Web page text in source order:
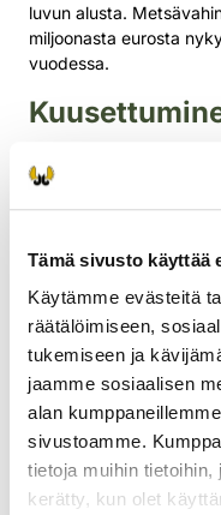
Tämä sivusto käyttää
Käytämme evästeitä
räätälöimiseen,
tukemiseen ja
jaamme sosiaalisen
alan
sivustoamme.
tietoja muihin tietoihin,
kerätty, kun olet
luvun alusta.
miljoonasta eurosta
vuodessa.
Suomen metsät ovat
Hirvivahinkojen pelko
suosimaan kuusta
syöntipainetta.
Kuusettumiseen liittyy
kasvupaikoille
alttiita hyönteis- ja
heikoksi. Esimerkiksi
Suomessa lisääntynyt
– Kuusen suosiminen
turvalliselta, mutta
metsätuhojen että